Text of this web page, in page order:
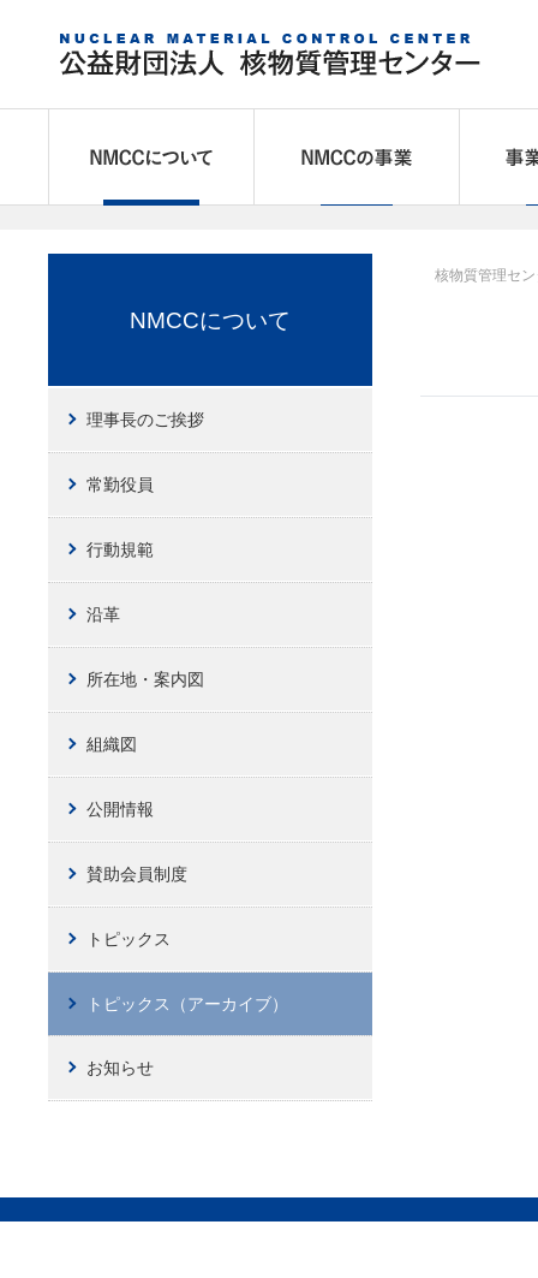
核物質管理セ
NMCCについて
理事長のご挨拶
常勤役員
行動規範
沿革
所在地・案内図
組織図
公開情報
賛助会員制度
トピックス
トピックス（アーカイブ）
お知らせ